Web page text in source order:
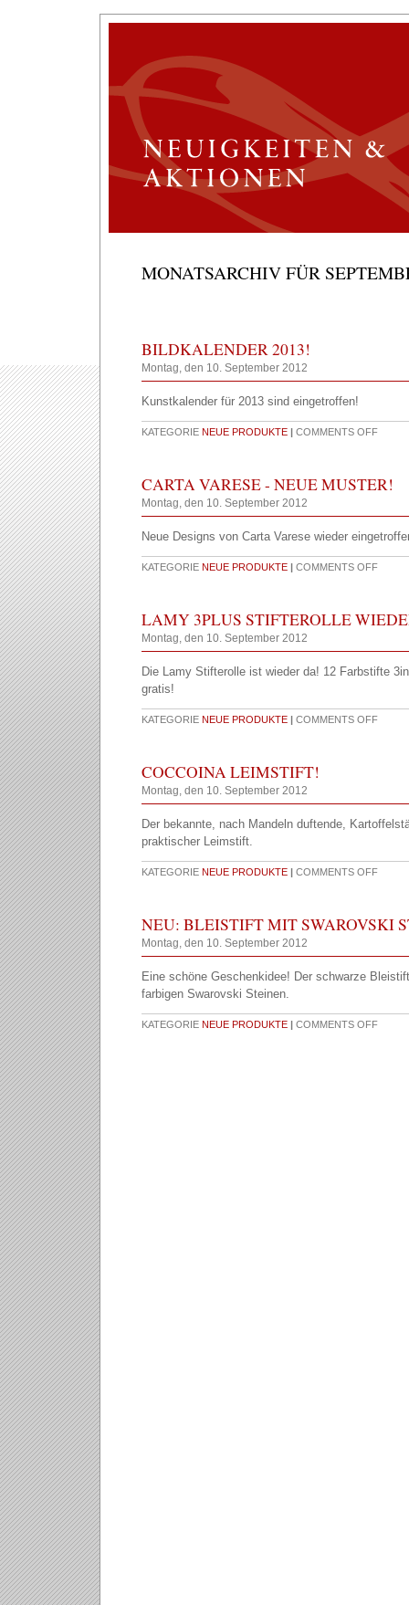
MONATSARCHIV FÜR
BILDKALENDER 2013!
Montag, den 10. September 2012
Kunstkalender für 2013 sind eingetroffen!
KATEGORIE NEUE PRODUKTE | COMMENTS OFF
CARTA VARESE - NEUE MUSTER!
Montag, den 10. September 2012
Neue Designs von Carta Varese wieder
KATEGORIE NEUE PRODUKTE | COMMENTS OFF
LAMY 3PLUS STIFTEROLLE
Montag, den 10. September 2012
Die Lamy Stifterolle ist wieder da! 12 Farbstifte
gratis!
KATEGORIE NEUE PRODUKTE | COMMENTS OFF
COCCOINA LEIMSTIFT!
Montag, den 10. September 2012
Der bekannte, nach Mandeln duftende,
praktischer Leimstift.
KATEGORIE NEUE PRODUKTE | COMMENTS OFF
NEU: BLEISTIFT MIT SWAROVSKI
Montag, den 10. September 2012
Eine schöne Geschenkidee! Der schwarze
farbigen Swarovski Steinen.
KATEGORIE NEUE PRODUKTE | COMMENTS OFF